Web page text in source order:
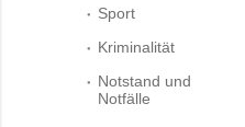
Sport
Kriminalität
Notstand und
Notfälle